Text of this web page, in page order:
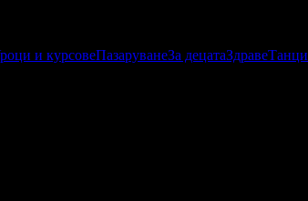
и курсовеПазаруванеЗа децатаЗдравеТанци